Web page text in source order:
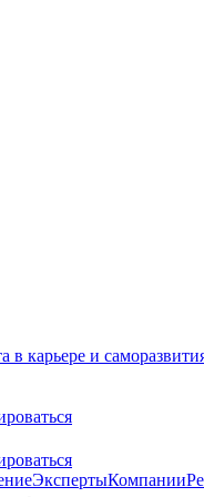
в карьере и
ЭкспертыКомпании